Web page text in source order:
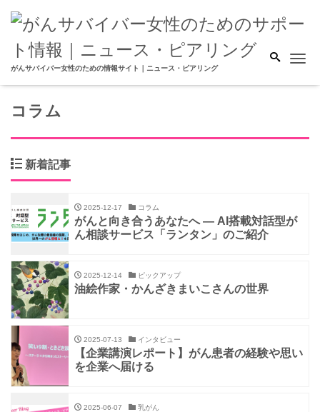
がんサバイバー女性のための情報サイト｜ニュース・ピアリング
コラム
新着記事
2025-12-17 コラム
がんと向き合うあなたへ ― AI搭載対話型が
ん相談サービス「ランタン」のご紹介
2025-12-14 ピックアップ
油絵作家・かんざきまいこさんの世界
2025-07-13 インタビュー
【企業講演レポート】がん患者の経験や思い
を企業へ届ける
2025-06-07 乳がん